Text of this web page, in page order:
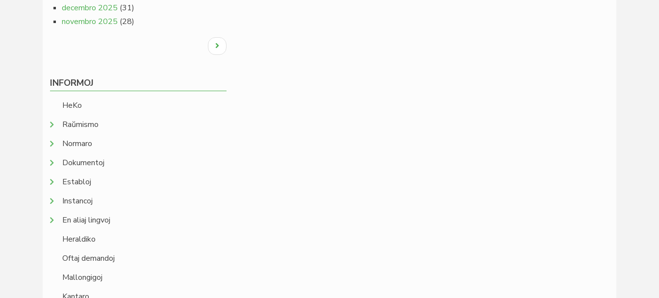
decembro 2025 (31)
novembro 2025 (28)
Next
page
INFORMOJ
HeKo
Raŭmismo
Normaro
Dokumentoj
Establoj
Instancoj
En aliaj lingvoj
Heraldiko
Oftaj demandoj
Mallongigoj